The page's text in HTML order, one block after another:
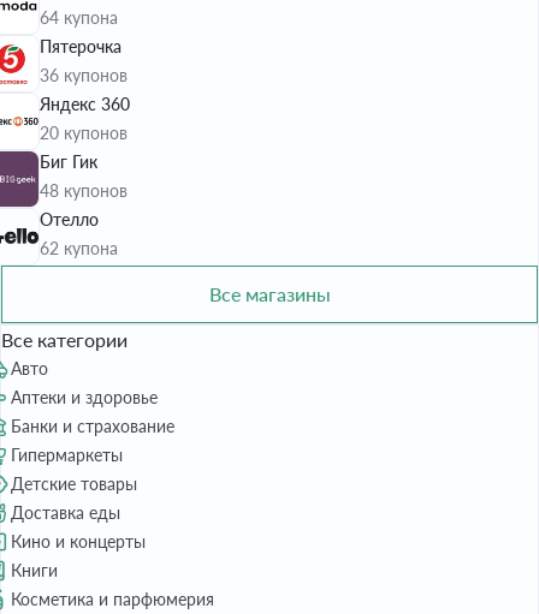
64 купона
Пятерочка
36 купонов
Яндекс 360
20 купонов
Биг Гик
48 купонов
Отелло
62 купона
Все магазины
Все категории
Авто
Аптеки и здоровье
Банки и страхование
Гипермаркеты
Детские товары
Доставка еды
Кино и концерты
Книги
Косметика и парфюмерия